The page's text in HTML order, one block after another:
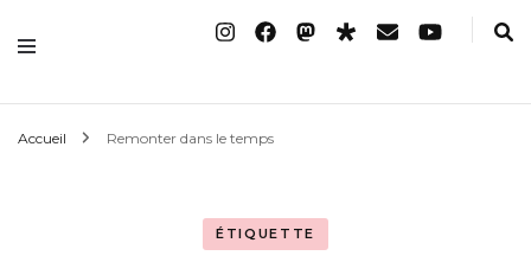
Accueil Remonter dans le temps
ÉTIQUETTE